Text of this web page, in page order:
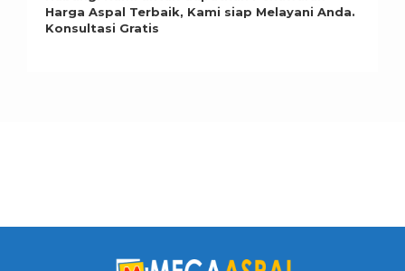
Harga Aspal Terbaik, Kami siap Melayani Anda.
Konsultasi Gratis